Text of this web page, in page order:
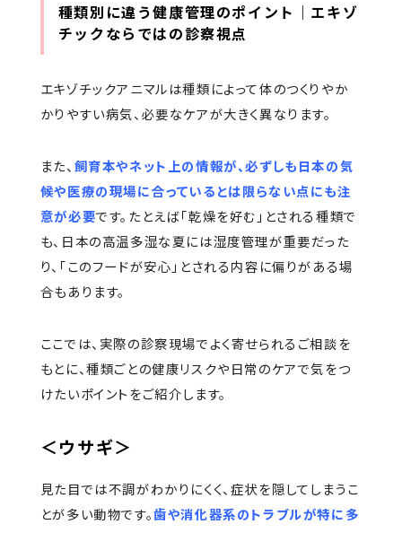
種類別に違う健康管理のポイント｜エキゾ
チックならではの診察視点
エキゾチックアニマルは種類によって体のつくりやか
かりやすい病気、必要なケアが大きく異なります。
また、 飼育本やネット上の情報が、必ずしも日本の気
候や医療の現場に合っているとは限らない点にも注
意が必要です。たとえば「乾燥を好む」とされる種類で
も、日本の高温多湿な夏には湿度管理が重要だった
り、「このフードが安心」とされる内容に偏りがある場
合もあります。
ここでは、実際の診察現場でよく寄せられるご相談を
もとに、種類ごとの健康リスクや日常のケアで気をつ
けたいポイントをご紹介します。
＜ウサギ＞
見た目では不調がわかりにくく、症状を隠してしまうこ
とが多い動物です。歯や消化器系のトラブルが特に多